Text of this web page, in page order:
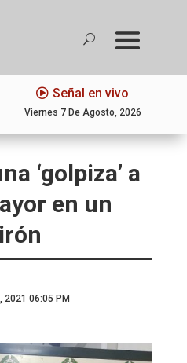
Señal en vivo
Viernes 7 De Agosto, 2026
‘golpiza’ a
en un
2021 06:05 PM